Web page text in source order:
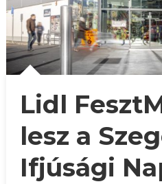
Lidl
lesz a
Ifjúsági